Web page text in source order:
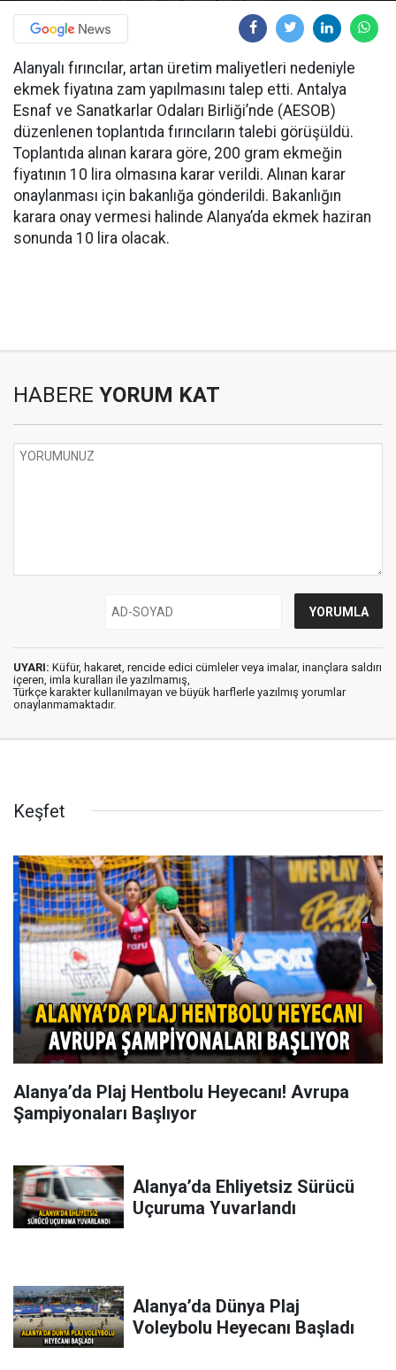
Alanyalı fırıncılar, artan üretim maliyetleri nedeniyle
ekmek fiyatına zam yapılmasını talep etti. Antalya
Esnaf ve Sanatkarlar Odaları Birliği’nde (AESOB)
düzenlenen toplantıda fırıncıların talebi görüşüldü.
Toplantıda alınan karara göre, 200 gram ekmeğin
fiyatının 10 lira olmasına karar verildi. Alınan karar
onaylanması için bakanlığa gönderildi. Bakanlığın
karara onay vermesi halinde Alanya’da ekmek haziran
sonunda 10 lira olacak.
HABERE YORUM KAT
UYARI: Küfür, hakaret, rencide edici cümleler veya imalar, inançlara saldırı
içeren, imla kuralları ile yazılmamış,
Türkçe karakter kullanılmayan ve büyük harflerle yazılmış yorumlar
onaylanmamaktadır.
Keşfet
Alanya’da Plaj Hentbolu Heyecanı! Avrupa
Şampiyonaları Başlıyor
Alanya’da Ehliyetsiz Sürücü
Uçuruma Yuvarlandı
Alanya’da Dünya Plaj
Voleybolu Heyecanı Başladı